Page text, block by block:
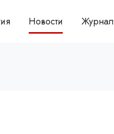
Новости Журнал